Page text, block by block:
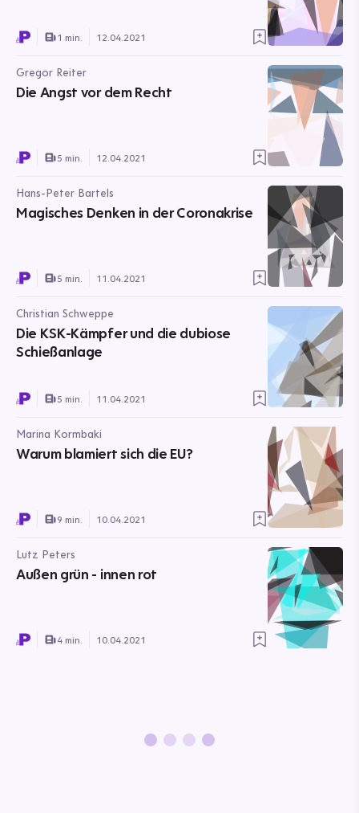
1 min. 12.04.2021
Gregor Reiter
Die Angst vor dem Recht
5 min. 12.04.2021
Hans-Peter Bartels
Magisches Denken in der Coronakrise
5 min. 11.04.2021
Christian Schweppe
Die KSK-Kämpfer und die dubiose
Schießanlage
5 min. 11.04.2021
Marina Kormbaki
Warum blamiert sich die EU?
9 min. 10.04.2021
Lutz Peters
Außen grün - innen rot
4 min. 10.04.2021